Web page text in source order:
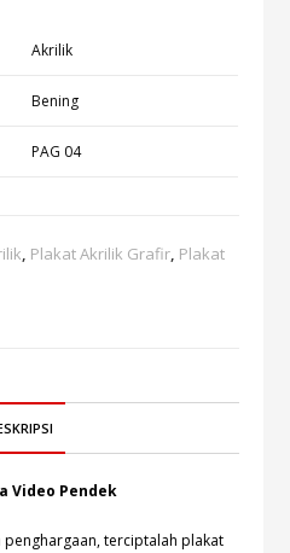
Akrilik
Bening
PAG 04
, Plakat Akrilik Grafir, Plakat
Video Pendek
terciptalah plakat